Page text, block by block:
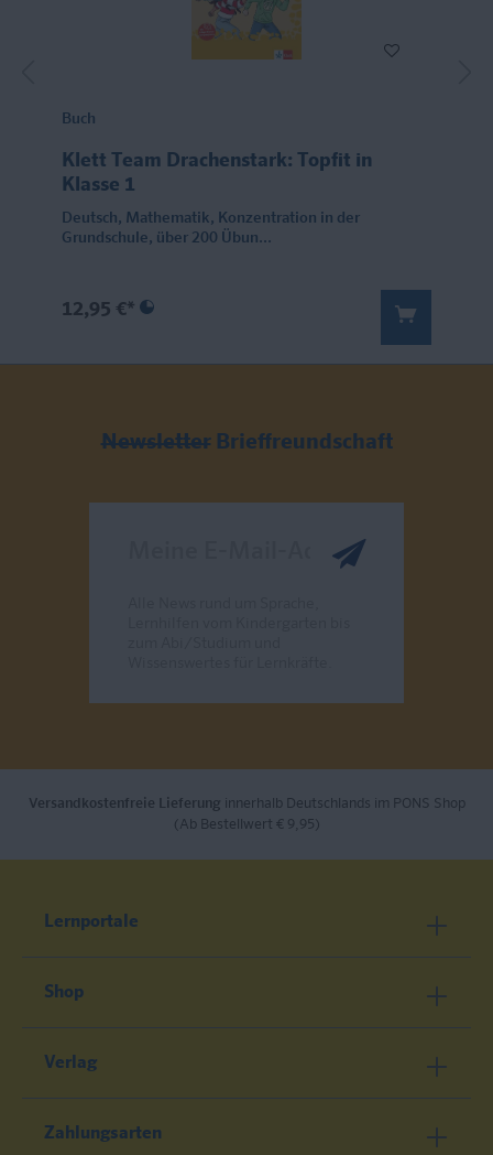
Buch
Klett Team Drachenstark: Topfit in
Klasse 1
Deutsch, Mathematik, Konzentration in der
Grundschule, über 200 Übun...
12,95 €*
Newsletter Brieffreundschaft
Versandkostenfreie Lieferung innerhalb Deutschlands im PONS Shop
(Ab Bestellwert € 9,95)
Lernportale
Shop
Verlag
Zahlungsarten